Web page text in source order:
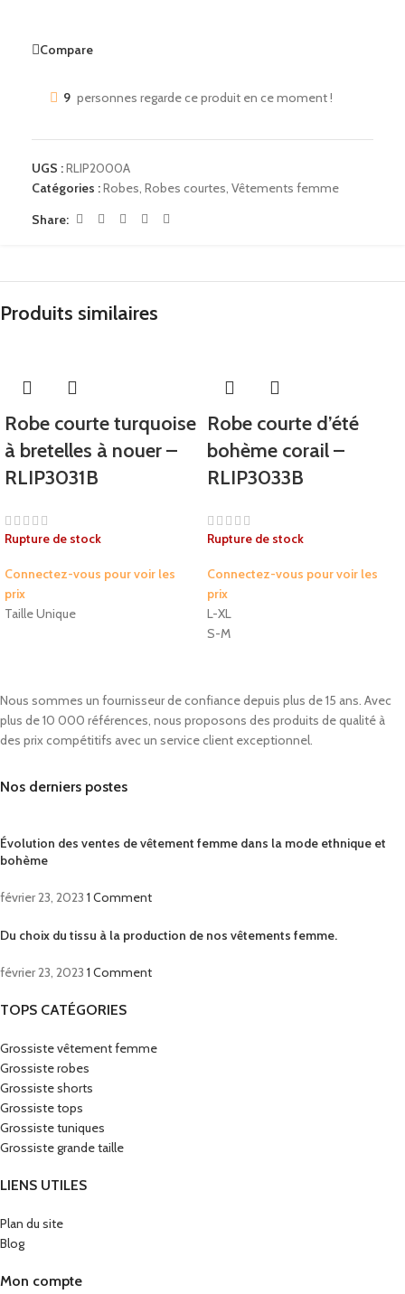
Compare
9 personnes regarde ce produit en ce moment !
UGS :RLIP2000A
Catégories :Robes, Robes courtes, Vêtements femme
Share:
Produits similaires
Robe courte turquoise
à bretelles à nouer –
RLIP3031B
Rupture de stock
Connectez-vous pour voir les
prix
Taille Unique
Robe courte d’été
bohème corail –
RLIP3033B
Rupture de stock
Connectez-vous pour voir les
prix
L-XL
S-M
Nous sommes un fournisseur de confiance depuis plus de 15 ans. Avec
plus de 10 000 références, nous proposons des produits de qualité à
des prix compétitifs avec un service client exceptionnel.
Nos derniers postes
Évolution des ventes de vêtement femme dans la mode ethnique et
bohème
février 23, 2023 1 Comment
Du choix du tissu à la production de nos vêtements femme.
février 23, 2023 1 Comment
TOPS CATÉGORIES
Grossiste vêtement femme
Grossiste robes
Grossiste shorts
Grossiste tops
Grossiste tuniques
Grossiste grande taille
LIENS UTILES
Plan du site
Blog
Mon compte